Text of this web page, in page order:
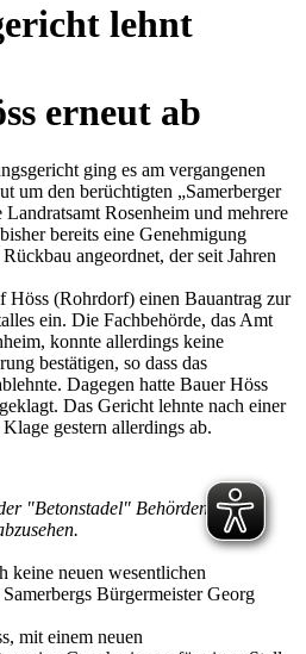
lehnt
erneut ab
ging es am vergangenen
um den berüchtigten „Samerberger
Rosenheim und mehrere
bereits eine Genehmigung
angeordnet, der seit Jahren
Höss (Rohrdorf) einen Bauantrag zur
ein. Die Fachbehörde, das Amt
konnte allerdings keine
bestätigen, so dass das
Dagegen hatte Bauer Höss
Das Gericht lehnte nach einer
gestern allerdings ab.
"Betonstadel" Behörden und
keine neuen wesentlichen
Bürgermeister Georg
mit einem neuen